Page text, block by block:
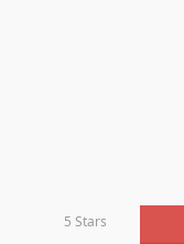
5 Stars